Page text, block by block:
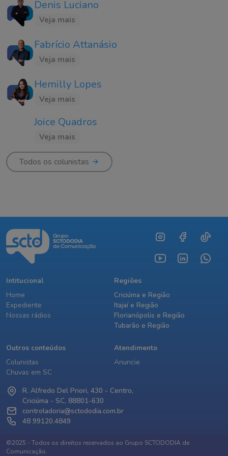
Denis Luciano
Veja mais
Fabrício Attanásio
Veja mais
Hemilly Lopes
Veja mais
Joice Quadros
Veja mais
Todos os colunistas
Intitucional
Home
Expediente
Nossas rádios
Regiões
Criciúma e Região
Itajaí e Região
Florianópolis e Região
Tubarão e Região
Outros conteúdos
Colunistas
Chuvas em SC
Atendimento
Anuncie
R. Alfredo Del Priori, 430 - Centro,
Criciúma - SC, 88801-630
controladoria@sctododia.com.br
48 99120.4849
©2025 - Todos os direitos reservados ao Grupo SCTODODIA de
Comunicação.